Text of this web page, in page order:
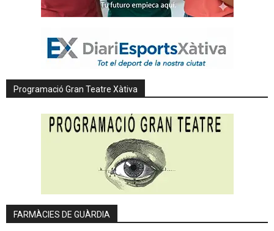
Programació Gran Teatre Xàtiva
FARMÀCIES DE GUÀRDIA